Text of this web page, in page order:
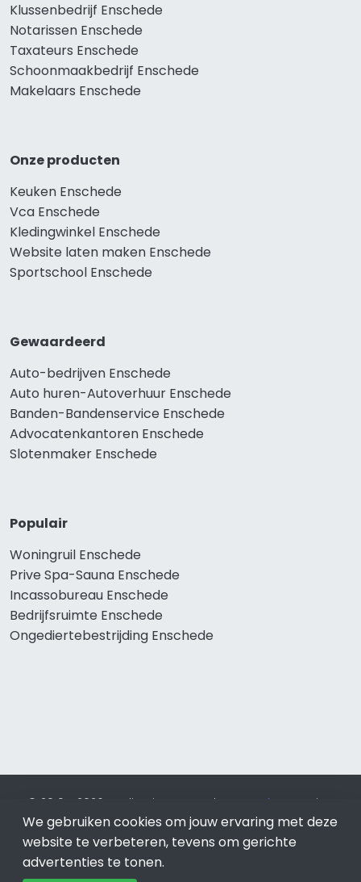
Klussenbedrijf Enschede
Notarissen Enschede
Taxateurs Enschede
Schoonmaakbedrijf Enschede
Makelaars Enschede
Onze producten
Keuken Enschede
Vca Enschede
Kledingwinkel Enschede
Website laten maken Enschede
Sportschool Enschede
Gewaardeerd
Auto-bedrijven Enschede
Auto huren-Autoverhuur Enschede
Banden-Bandenservice Enschede
Advocatenkantoren Enschede
Slotenmaker Enschede
Populair
Woningruil Enschede
Prive Spa-Sauna Enschede
Incassobureau Enschede
Bedrijfsruimte Enschede
Ongediertebestrijding Enschede
© 2019 - 2026 Realisatie en SEO door SEO-bureau
Lion
Internet. Betaal alleen voor bewezen resultaten?SEO
optimalisatie No Cure No Pay.Enschede is onderdeel van
Lion Internet.
We gebruiken cookies om jouw ervaring met deze
website te verbeteren, tevens om gerichte
advertenties te tonen.